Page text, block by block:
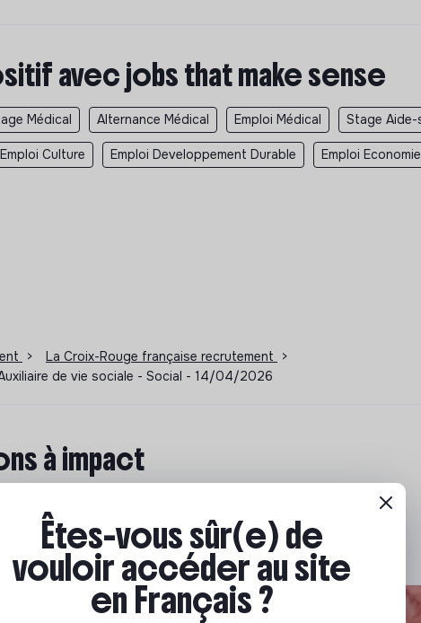
avec jobs that make sense
Médical Alternance Médical Emploi Médical Stage
Emploi Culture Emploi Developpement Durable Emploi
> La Croix-Rouge française recrutement
>
de vie sociale - Social - 14/04/2026
à impact
? Pas de panique, on te propose une
et solidaire !
Êtes-vous sûr(e) de
vouloir accéder au site
en Français ?